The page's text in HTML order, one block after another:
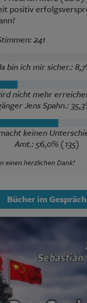
positiv
241
bin ich mir sicher.:
nicht mehr
Jens Spahn.:
keinen
Amt.: 56,0% (135)
einen herzlichen Dank!
Bücher im Gespräch